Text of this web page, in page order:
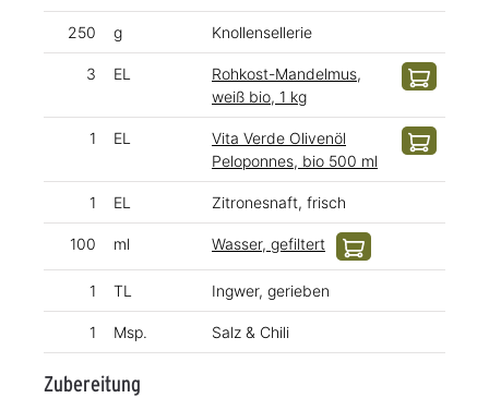
250 g Knollensellerie
3 EL
Rohkost-Mandelmus,
weiß bio, 1 kg
1 EL
Vita Verde Olivenöl
Peloponnes, bio 500 ml
1 EL Zitronesnaft, frisch
100 ml Wasser, gefiltert
1 TL Ingwer, gerieben
1 Msp. Salz & Chili
Zubereitung